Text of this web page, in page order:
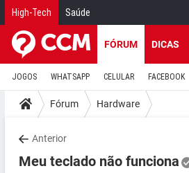
High-Tech Saúde
FÓRUM DICAS
JOGOS WHATSAPP CELULAR FACEBOOK
Fórum Hardware
Anterior
Meu teclado não funciona